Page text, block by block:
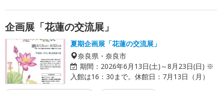
企画展「花蓮の交流展」
夏期企画展「花蓮の交流展」
奈良県・奈良市
期間： 2026年6月13日(土)～8月23日(日) ※
入館は16：30まで。休館日：7月13日（月）